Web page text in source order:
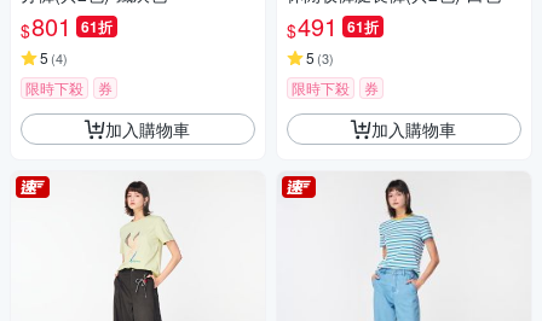
$801 61折
5 (4)
限時下殺 券
加入購物車
$491 61折
5 (3)
限時下殺 券
加入購物車